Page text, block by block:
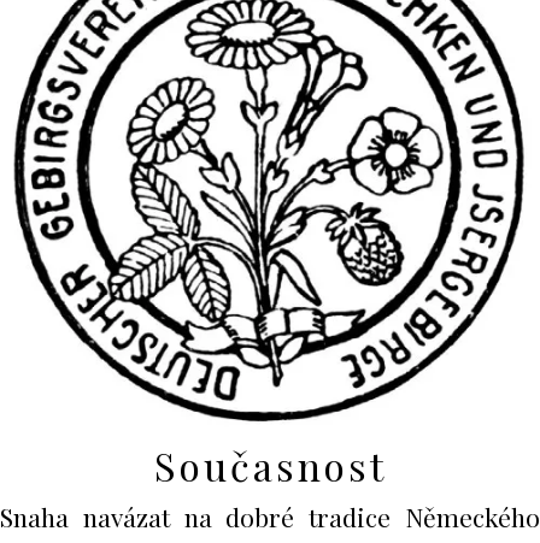
Současnost
Snaha navázat na dobré tradice Německého